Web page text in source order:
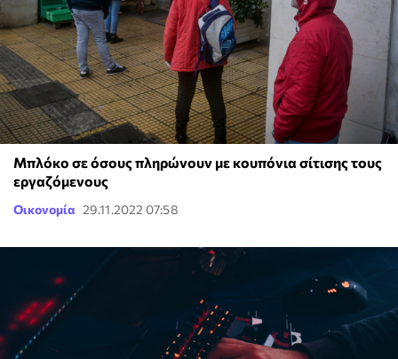
Μπλόκο σε όσους πληρώνουν με κουπόνια σίτισης τους
εργαζόμενους
Οικονομία 29.11.2022 07:58